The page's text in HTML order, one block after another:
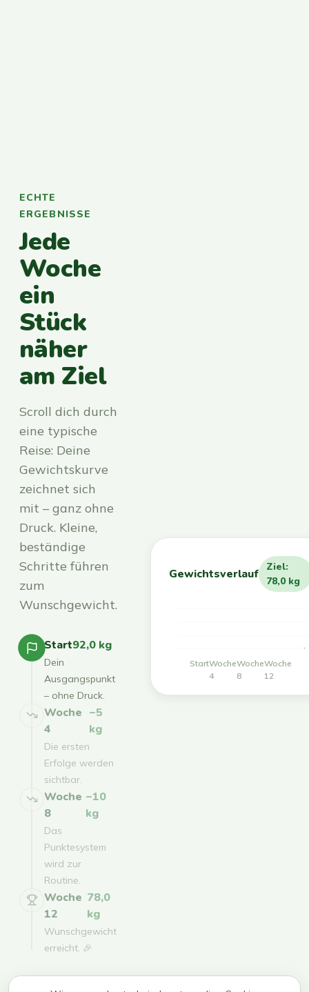
ECHTE
ERGEBNISSE
Jede
Woche
ein
Stück
näher
am Ziel
Scroll dich durch
eine typische
Reise: Deine
Gewichtskurve
zeichnet sich
mit – ganz ohne
Druck. Kleine,
beständige
Schritte führen
zum
Wunschgewicht.
Start92,0 kg
Dein
Ausgangspunkt
– ohne Druck.
Woche
4
−5
kg
Die ersten
Erfolge werden
sichtbar.
Woche
8
−10
kg
Das
Punktesystem
wird zur
Routine.
Woche
12
78,0
kg
Wunschgewicht
erreicht. 🎉
Gewichtsverlauf
Ziel:
78,0 kg
StartWoche
4
Woche
8
Woche
12